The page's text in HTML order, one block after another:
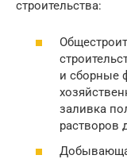
строительства:
и сборные
заливка
растворов